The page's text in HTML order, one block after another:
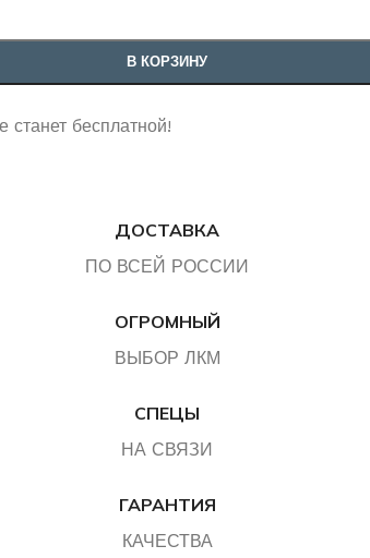
В КОРЗИНУ
станет бесплатной!
ДОСТАВКА
ПО ВСЕЙ РОССИИ
ОГРОМНЫЙ
ВЫБОР ЛКМ
СПЕЦЫ
НА СВЯЗИ
ГАРАНТИЯ
КАЧЕСТВА